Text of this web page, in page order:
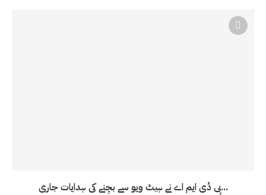
پی ڈی ایم اے نے ہیٹ ویو سے بچنے کی ہدایات جاری...